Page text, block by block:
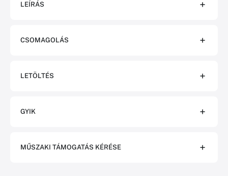
LEÍRÁS
CSOMAGOLÁS
LETÖLTÉS
GYIK
MŰSZAKI TÁMOGATÁS KÉRÉSE